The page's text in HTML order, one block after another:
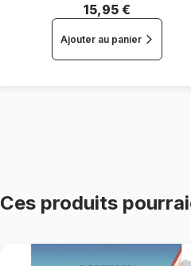
15,95 €
Ajouter au panier
Ces produits